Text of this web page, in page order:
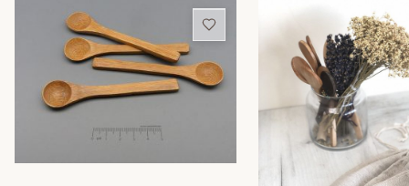
Добави в любими